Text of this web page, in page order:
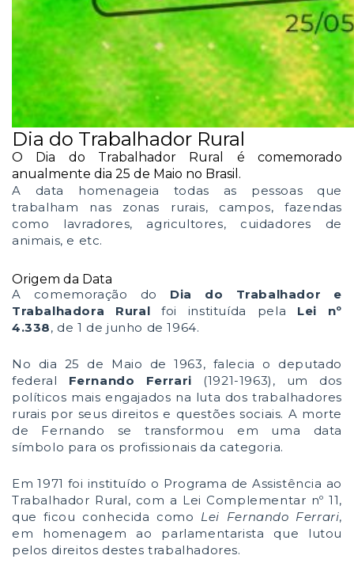
Dia do Trabalhador Rural
O Dia do Trabalhador Rural
é comemorado
anualmente dia 25 de Maio no Brasil.
A data homenageia todas as pessoas que
trabalham nas zonas rurais, campos, fazendas
como lavradores, agricultores, cuidadores de
animais, e etc.
Origem da Data
A comemoração do Dia do Trabalhador e
Trabalhadora Rural foi instituída pela Lei nº
4.338, de 1 de junho de 1964.
No dia 25 de Maio de 1963, falecia o deputado
federal Fernando Ferrari (1921-1963), um dos
políticos mais engajados na luta dos trabalhadores
rurais por seus direitos e questões sociais. A morte
de Fernando se transformou em uma data
símbolo para os profissionais da categoria.
Em 1971 foi instituído o Programa de Assistência ao
Trabalhador Rural, com a Lei Complementar nº 11,
que ficou conhecida como Lei Fernando Ferrari,
em homenagem ao parlamentarista que lutou
pelos direitos destes trabalhadores.